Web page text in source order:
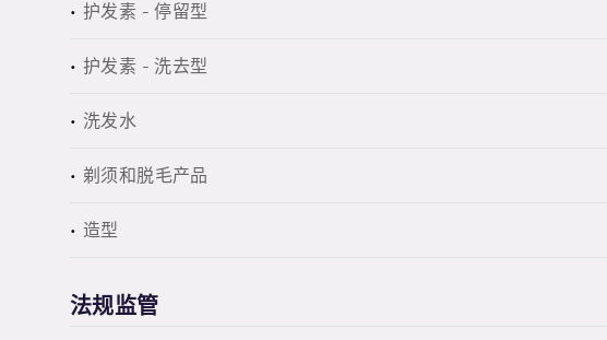
护发素 - 停留型
护发素 - 洗去型
洗发水
剃须和脱毛产品
造型
法规监管